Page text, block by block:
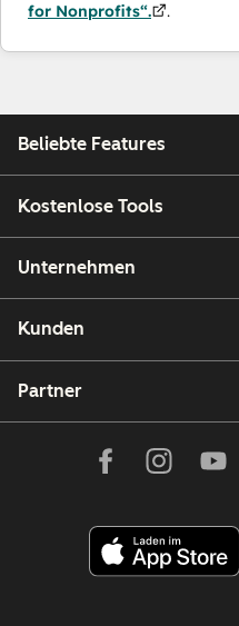
for Nonprofits“.
.
Beliebte Features
Kostenlose Tools
Unternehmen
Kunden
Partner